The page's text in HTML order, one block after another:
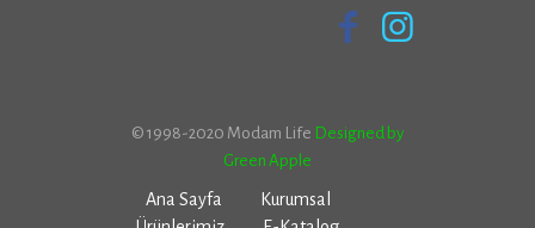
© 1998-2020 Modam Life Designed by
Green Apple
Ana Sayfa
Kurumsal